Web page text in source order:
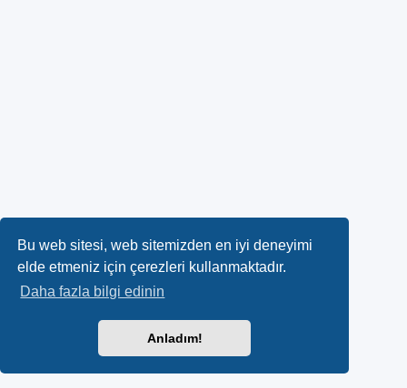
Bu web sitesi, web sitemizden en iyi deneyimi
elde etmeniz için çerezleri kullanmaktadır.
Daha fazla bilgi edinin
Anladım!